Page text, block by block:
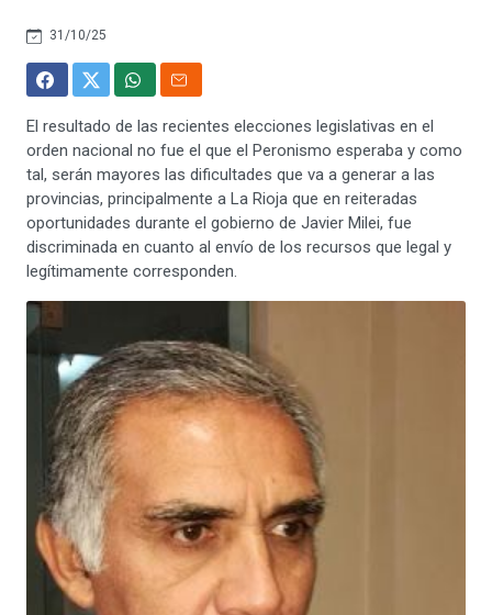
31/10/25
El resultado de las recientes elecciones legislativas en el
orden nacional no fue el que el Peronismo esperaba y como
tal, serán mayores las dificultades que va a generar a las
provincias, principalmente a La Rioja que en reiteradas
oportunidades durante el gobierno de Javier Milei, fue
discriminada en cuanto al envío de los recursos que legal y
legítimamente corresponden.